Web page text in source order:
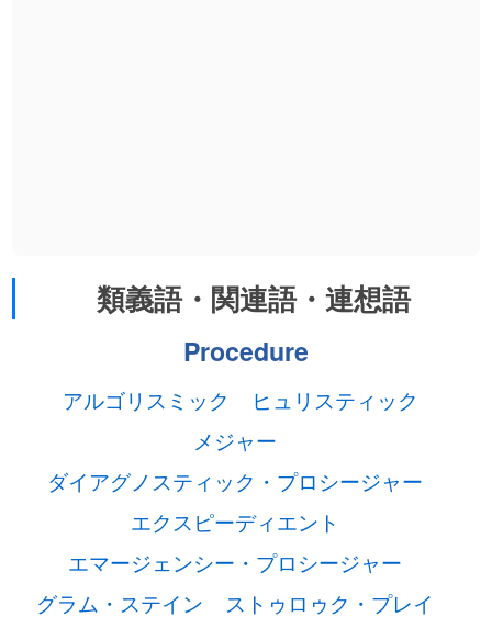
類義語・関連語・連想語
Procedure
アルゴリスミック
ヒュリスティック
メジャー
ダイアグノスティック・プロシージャー
エクスピーディエント
エマージェンシー・プロシージャー
グラム・ステイン
ストゥロゥク・プレイ